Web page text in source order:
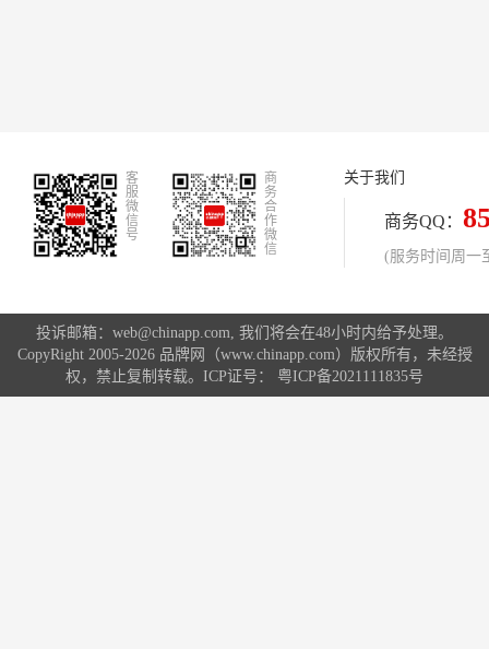
客
服
微
信
号
商
务
合
作
微
信
关于我们
商务QQ：
(服务时间周一
投诉邮箱：web@chinapp.com, 我们将会在48小时内给予处理。
CopyRight 2005-2026 品牌网（www.chinapp.com）版权所有，未经授
权，禁止复制转载。ICP证号： 粤ICP备2021111835号